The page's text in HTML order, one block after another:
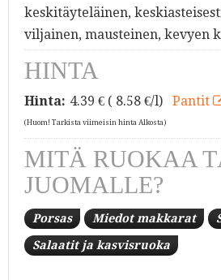
keskitäyteläinen,
viljainen, mausteinen, kevyen
HINTA
Hinta: 4.39 € ( 8.58 €/l) Pantit
(Huom! Tarkista viimeisin hinta Alkosta)
MITÄ RUOKAA
JUOMALLE?
Porsas Miedot makkarat
Salaatit ja kasvisruoka